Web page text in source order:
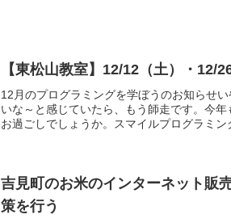
【東松山教室】12/12（土）・12/
12月のプログラミングを学ぼうのお知らせ
いな～と感じていたら、もう師走です。今
お過ごしでしょうか。スマイルプログラミン
吉見町のお米のインターネット販
策を行う